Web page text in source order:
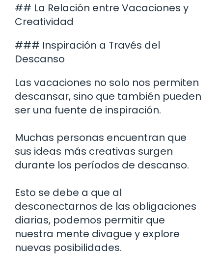
## La Relación entre Vacaciones y
Creatividad
### Inspiración a Través del
Descanso
Las vacaciones no solo nos permiten
descansar, sino que también pueden
ser una fuente de inspiración.
Muchas personas encuentran que
sus ideas más creativas surgen
durante los períodos de descanso.
Esto se debe a que al
desconectarnos de las obligaciones
diarias, podemos permitir que
nuestra mente divague y explore
nuevas posibilidades.